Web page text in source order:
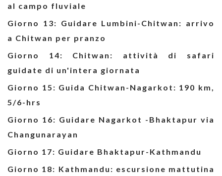
al campo fluviale
Giorno 13: Guidare Lumbini-Chitwan: arrivo
a Chitwan per pranzo
Giorno 14: Chitwan: attività di safari
guidate di un'intera giornata
Giorno 15: Guida Chitwan-Nagarkot: 190 km,
5/6-hrs
Giorno 16: Guidare Nagarkot -Bhaktapur via
Changunarayan
Giorno 17: Guidare Bhaktapur-Kathmandu
Giorno 18: Kathmandu: escursione mattutina